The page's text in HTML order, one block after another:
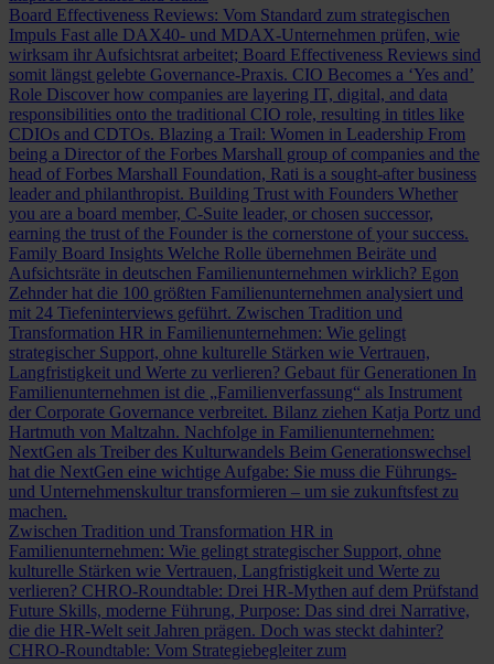
Board Effectiveness Reviews: Vom Standard zum strategischen
Impuls Fast alle DAX40- und MDAX-Unternehmen prüfen, wie
wirksam ihr Aufsichtsrat arbeitet; Board Effectiveness Reviews sind
somit längst gelebte Governance-Praxis. CIO Becomes a ‘Yes and’
Role Discover how companies are layering IT, digital, and data
responsibilities onto the traditional CIO role, resulting in titles like
CDIOs and CDTOs. Blazing a Trail: Women in Leadership From
being a Director of the Forbes Marshall group of companies and the
head of Forbes Marshall Foundation, Rati is a sought-after business
leader and philanthropist. Building Trust with Founders Whether
you are a board member, C-Suite leader, or chosen successor,
earning the trust of the Founder is the cornerstone of your success.
Family Board Insights Welche Rolle übernehmen Beiräte und
Aufsichtsräte in deutschen Familienunternehmen wirklich? Egon
Zehnder hat die 100 größten Familienunternehmen analysiert und
mit 24 Tiefeninterviews geführt. Zwischen Tradition und
Transformation HR in Familienunternehmen: Wie gelingt
strategischer Support, ohne kulturelle Stärken wie Vertrauen,
Langfristigkeit und Werte zu verlieren? Gebaut für Generationen In
Familienunternehmen ist die „Familienverfassung“ als Instrument
der Corporate Governance verbreitet. Bilanz ziehen Katja Portz und
Hartmuth von Maltzahn. Nachfolge in Familienunternehmen:
NextGen als Treiber des Kulturwandels Beim Generationswechsel
hat die NextGen eine wichtige Aufgabe: Sie muss die Führungs-
und Unternehmenskultur transformieren – um sie zukunftsfest zu
machen.
Zwischen Tradition und Transformation HR in
Familienunternehmen: Wie gelingt strategischer Support, ohne
kulturelle Stärken wie Vertrauen, Langfristigkeit und Werte zu
verlieren? CHRO-Roundtable: Drei HR-Mythen auf dem Prüfstand
Future Skills, moderne Führung, Purpose: Das sind drei Narrative,
die die HR-Welt seit Jahren prägen. Doch was steckt dahinter?
CHRO-Roundtable: Vom Strategiebegleiter zum